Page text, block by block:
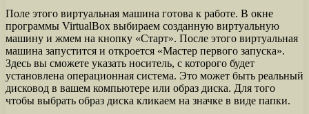
Поле этого виртуальная машина готова к работе. В окне
программы VirtualBox выбираем созданную виртуальную
машину и жмем на кнопку «Старт». После этого виртуальная
машина запустится и откроется «Мастер первого запуска».
Здесь вы сможете указать носитель, с которого будет
установлена операционная система. Это может быть реальный
дисковод в вашем компьютере или образ диска. Для того
чтобы выбрать образ диска кликаем на значке в виде папки.